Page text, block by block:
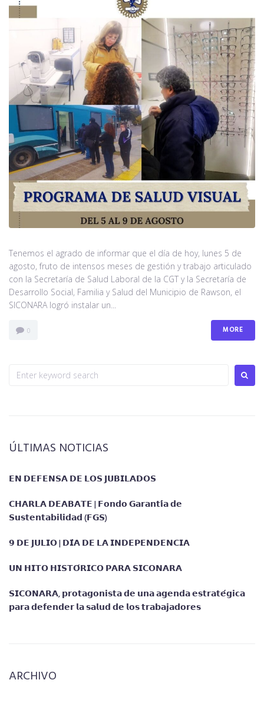
Tenemos el agrado de informar que el día de hoy, lunes 5 de
agosto, fruto de intensos meses de gestión y trabajo articulado
con la Secretaría de Salud Laboral de la CGT y la Secretaría de
Desarrollo Social, Familia y Salud del Municipio de Rawson, el
SICONARA logró instalar un...
0 MORE
ÚLTIMAS NOTICIAS
𝗘𝗡 𝗗𝗘𝗙𝗘𝗡𝗦𝗔 𝗗𝗘 𝗟𝗢𝗦 𝗝𝗨𝗕𝗜𝗟𝗔𝗗𝗢𝗦
𝗖𝗛𝗔𝗥𝗟𝗔 𝗗𝗘𝗔𝗕𝗔𝗧𝗘 | 𝗙𝗼𝗻𝗱𝗼 𝗚𝗮𝗿𝗮𝗻𝘁𝗶́𝗮 𝗱𝗲
𝗦𝘂𝘀𝘁𝗲𝗻𝘁𝗮𝗯𝗶𝗹𝗶𝗱𝗮𝗱 (𝗙𝗚𝗦)
𝟵 𝗗𝗘 𝗝𝗨𝗟𝗜𝗢 | 𝗗𝗜́𝗔 𝗗𝗘 𝗟𝗔 𝗜𝗡𝗗𝗘𝗣𝗘𝗡𝗗𝗘𝗡𝗖𝗜𝗔
𝗨𝗡 𝗛𝗜𝗧𝗢 𝗛𝗜𝗦𝗧𝗢́𝗥𝗜𝗖𝗢 𝗣𝗔𝗥𝗔 𝗦𝗜𝗖𝗢𝗡𝗔𝗥𝗔
𝗦𝗜𝗖𝗢𝗡𝗔𝗥𝗔, 𝗽𝗿𝗼𝘁𝗮𝗴𝗼𝗻𝗶𝘀𝘁𝗮 𝗱𝗲 𝘂𝗻𝗮 𝗮𝗴𝗲𝗻𝗱𝗮 𝗲𝘀𝘁𝗿𝗮𝘁𝗲́𝗴𝗶𝗰𝗮
𝗽𝗮𝗿𝗮 𝗱𝗲𝗳𝗲𝗻𝗱𝗲𝗿 𝗹𝗮 𝘀𝗮𝗹𝘂𝗱 𝗱𝗲 𝗹𝗼𝘀 𝘁𝗿𝗮𝗯𝗮𝗷𝗮𝗱𝗼𝗿𝗲𝘀
ARCHIVO